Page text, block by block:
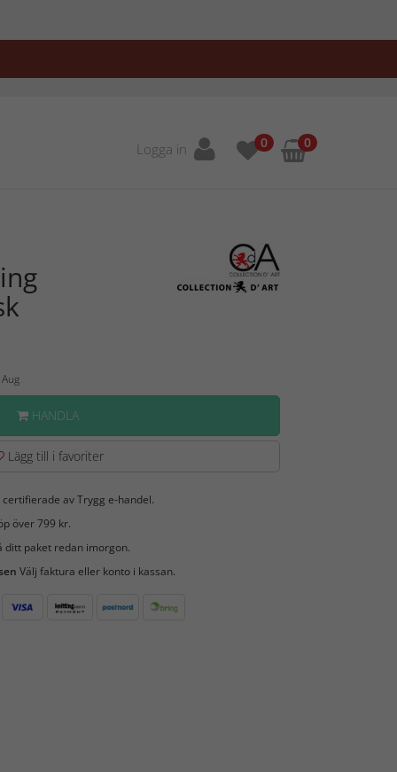
Logga in 0 0
HANDLA
Lägg till i favoriter
av Trygg e-handel.
över 799 kr.
ditt paket redan imorgon.
Välj faktura eller konto i kassan.